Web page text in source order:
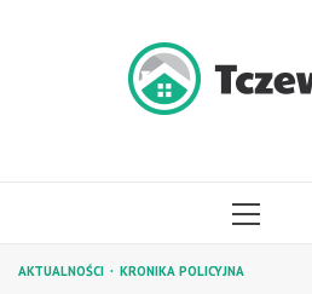
PRIMARY
AKTUALNOŚCI KRONIKA POLICYJNA